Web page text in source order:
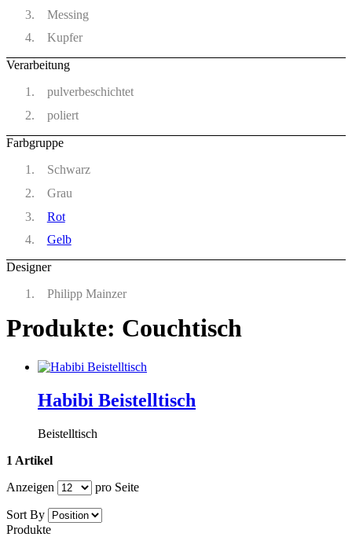
Messing
Kupfer
Verarbeitung
pulverbeschichtet
poliert
Farbgruppe
Schwarz
Grau
Rot
Gelb
Designer
Philipp Mainzer
Produkte: Couchtisch
Habibi Beistelltisch
Beistelltisch
1 Artikel
Anzeigen
pro Seite
Sort By
Produkte